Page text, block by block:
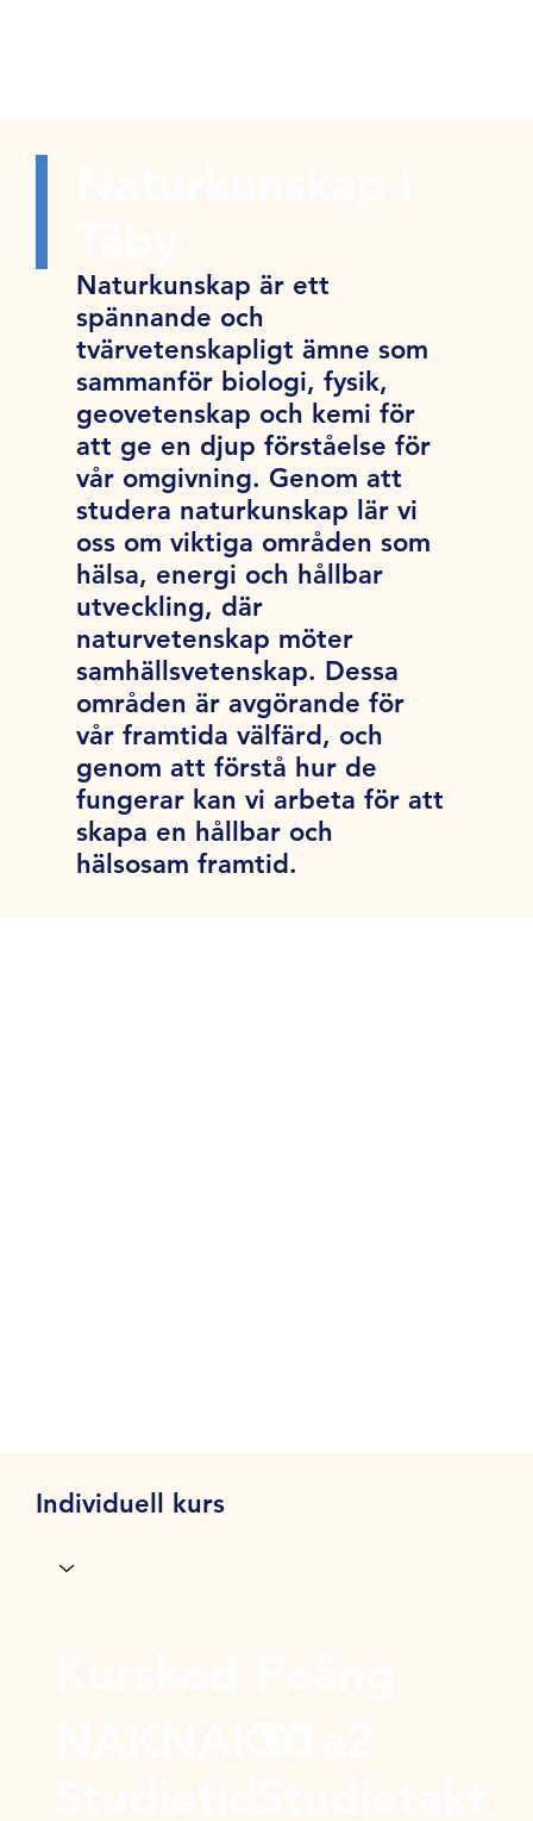
Naturkunskap är ett
spännande och
tvärvetenskapligt ämne som
sammanför biologi, fysik,
geovetenskap och kemi för
att ge en djup förståelse för
vår omgivning. Genom att
studera naturkunskap lär vi
oss om viktiga områden som
hälsa, energi och hållbar
utveckling, där
naturvetenskap möter
samhällsvetenskap. Dessa
områden är avgörande för
vår framtida välfärd, och
genom att förstå hur de
fungerar kan vi arbeta för att
skapa en hållbar och
hälsosam framtid.
Individuell kurs